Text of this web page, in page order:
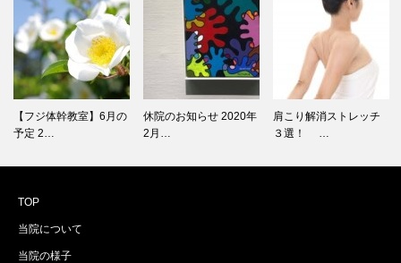
【フジ体幹教室】6月の
予定 2…
休院のお知らせ 2020年
2月…
肩こり解消ストレッチ
３選！ …
TOP
当院について
当院の様子